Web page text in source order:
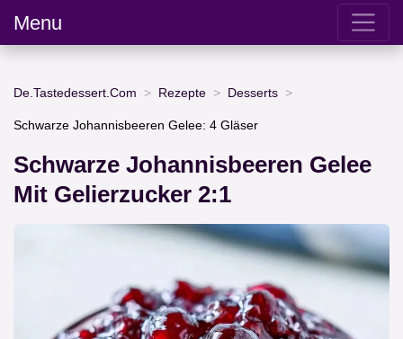
Menu
De.Tastedessert.Com Rezepte Desserts
Schwarze Johannisbeeren Gelee: 4 Gläser
Schwarze Johannisbeeren Gelee
Mit Gelierzucker 2:1